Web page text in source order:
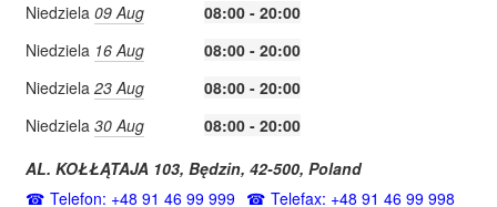
Niedziela 09 Aug
08:00 - 20:00
Niedziela 16 Aug
08:00 - 20:00
Niedziela 23 Aug
08:00 - 20:00
Niedziela 30 Aug
08:00 - 20:00
AL. KOŁŁĄTAJA 103, Będzin, 42-500, Poland
Telefon: +48 91 46 99 999
Telefax: +48 91 46 99 998